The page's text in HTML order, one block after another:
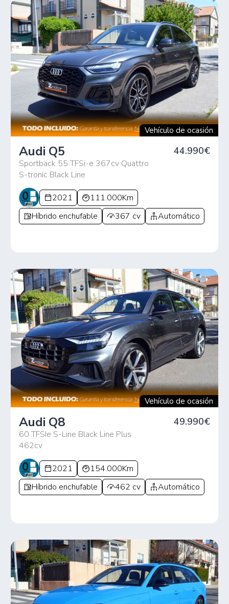
Vehículo de ocasión
Audi Q5
Sportback 55 TFSi-e 367cv Quattro
S-tronic Black Line
44.990€
2021
111.000Km
Híbrido enchufable
367 cv Automático
Vehículo de ocasión
Audi Q8
60 TFSIe S-Line Black Line Plus
462cv
49.990€
2021
154.000Km
Híbrido enchufable
462 cv Automático